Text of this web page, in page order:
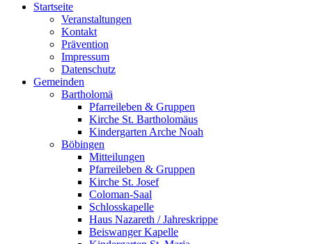
Startseite
Veranstaltungen
Kontakt
Prävention
Impressum
Datenschutz
Gemeinden
Bartholomä
Pfarreileben & Gruppen
Kirche St. Bartholomäus
Kindergarten Arche Noah
Böbingen
Mitteilungen
Pfarreileben & Gruppen
Kirche St. Josef
Coloman-Saal
Schlosskapelle
Haus Nazareth / Jahreskrippe
Beiswanger Kapelle